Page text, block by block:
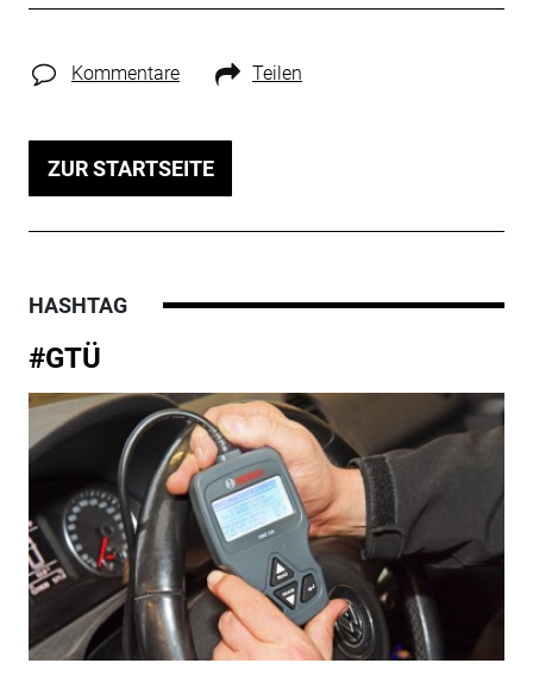
Kommentare Teilen
ZUR STARTSEITE
HASHTAG
#GTÜ